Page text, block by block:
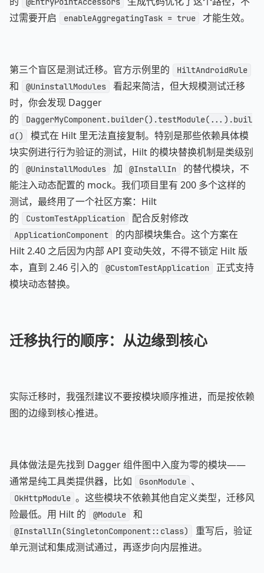
过需要开启
enableAggregatingTask = true 才能生效。
第三个盲区是测试迁移。官方示例里的 HiltAndroidRule
和 @UninstallModules
看起来简洁，但大规模测试迁移
时，你会发现 Dagger
的
DaggerMyComponent.builder().testModule(...).buil
d()
模式在 Hilt 里无法直接复制。特别是那些依赖具体模
块实例进行行为验证的测试，Hilt 的模块替换机制是类级别
的
@UninstallModules 加 @InstallIn
的替代模块，不
能注入动态配置的 mock。我们项目里有 200 多个这样的
测试，最终用了一个社区方案：Hilt
的
CustomTestApplication 配合反射修改
ApplicationComponent
的内部模块集合。这个方案在
Hilt 2.40 之后因为内部 API 变动失效，不得不锁定 Hilt 版
本，直到 2.46 引入的
@CustomTestApplication
正式支持
模块动态替换。
迁移执行的顺序：从边缘到核心
实际迁移时，我强烈建议不要按模块顺序推进，而是按依赖
图的边缘到核心推进。
具体做法是先找到 Dagger 组件图中入度为零的模块——
通常是纯工具类提供器，比如
GsonModule 、
OkHttpModule 。这些模块不依赖其他自定义类型，迁移风
险最低。用 Hilt 的
@Module 和
@InstallIn(SingletonComponent::class)
重写后，验证
单元测试和集成测试通过，再逐步向内层推进。